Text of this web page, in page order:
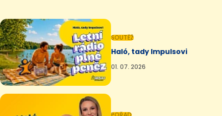
SOUTĚŽ
Haló, tady Impulsovi
01. 07. 2026